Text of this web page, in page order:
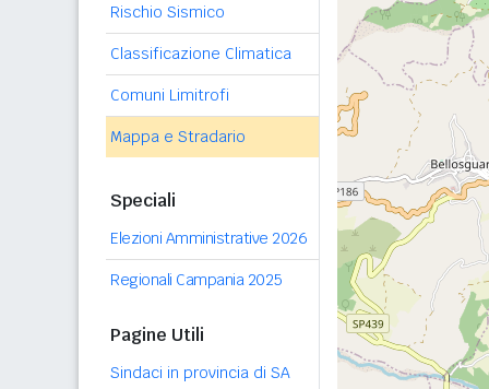
Rischio Sismico
Classificazione Climatica
Comuni Limitrofi
Mappa e Stradario
Speciali
Elezioni Amministrative 2026
Regionali Campania 2025
Pagine Utili
Sindaci in provincia di SA